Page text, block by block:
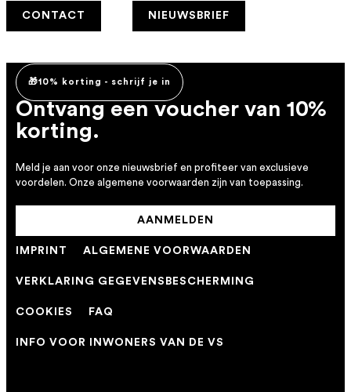
CONTACT NIEUWSBRIEF
🎁10% korting - schrijf je in
Ontvang een voucher van 10%
korting.
Meld je aan voor onze nieuwsbrief en profiteer van exclusieve
voordelen. Onze algemene voorwaarden zijn van toepassing.
AANMELDEN
IMPRINT ALGEMENE VOORWAARDEN
VERKLARING GEGEVENSBESCHERMING
COOKIES FAQ
INFO VOOR INWONERS VAN DE VS